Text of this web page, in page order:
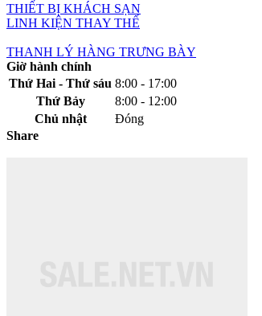
THIẾT BỊ KHÁCH SẠN
LINH KIỆN THAY THẾ
THANH LÝ HÀNG TRƯNG BÀY
Giờ hành chính
Thứ Hai - Thứ sáu 8:00 - 17:00
Thứ Bảy
8:00 - 12:00
Chủ nhật
Đóng
Share